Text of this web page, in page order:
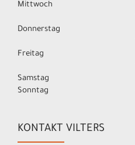
Mittwoch
Donnerstag
Freitag
Samstag
Sonntag
KONTAKT VILTERS